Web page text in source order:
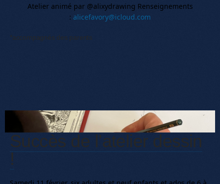
Atelier animé par @alixydrawing Renseignements
: alicefavory@icloud.com
*accompagnés des parents
Succès de l’atelier dessin
!